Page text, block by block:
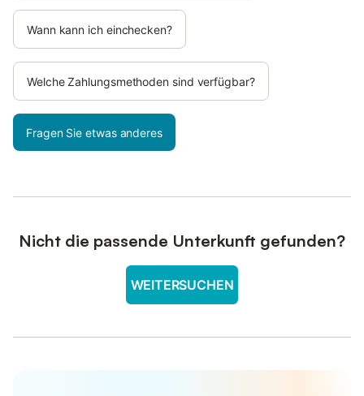
Wann kann ich einchecken?
Welche Zahlungsmethoden sind verfügbar?
Fragen Sie etwas anderes
Nicht die passende Unterkunft gefunden?
WEITERSUCHEN